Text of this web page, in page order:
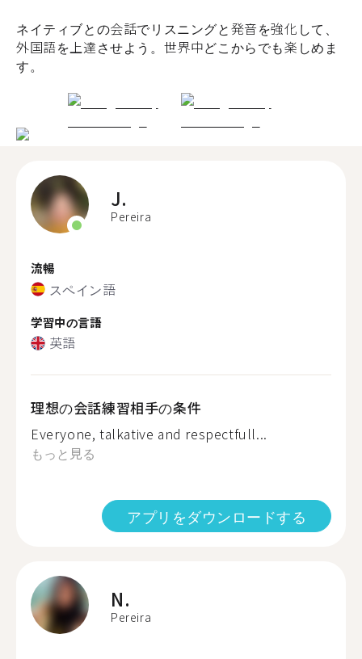
ネイティブとの会話でリスニングと発音を強化して、
外国語を上達させよう。世界中どこからでも楽しめま
す。
J.
Pereira
流暢
スペイン語
学習中の言語
英語
理想の会話練習相手の条件
Everyone, talkative and respectfull...
もっと見る
アプリをダウンロードする
N.
Pereira